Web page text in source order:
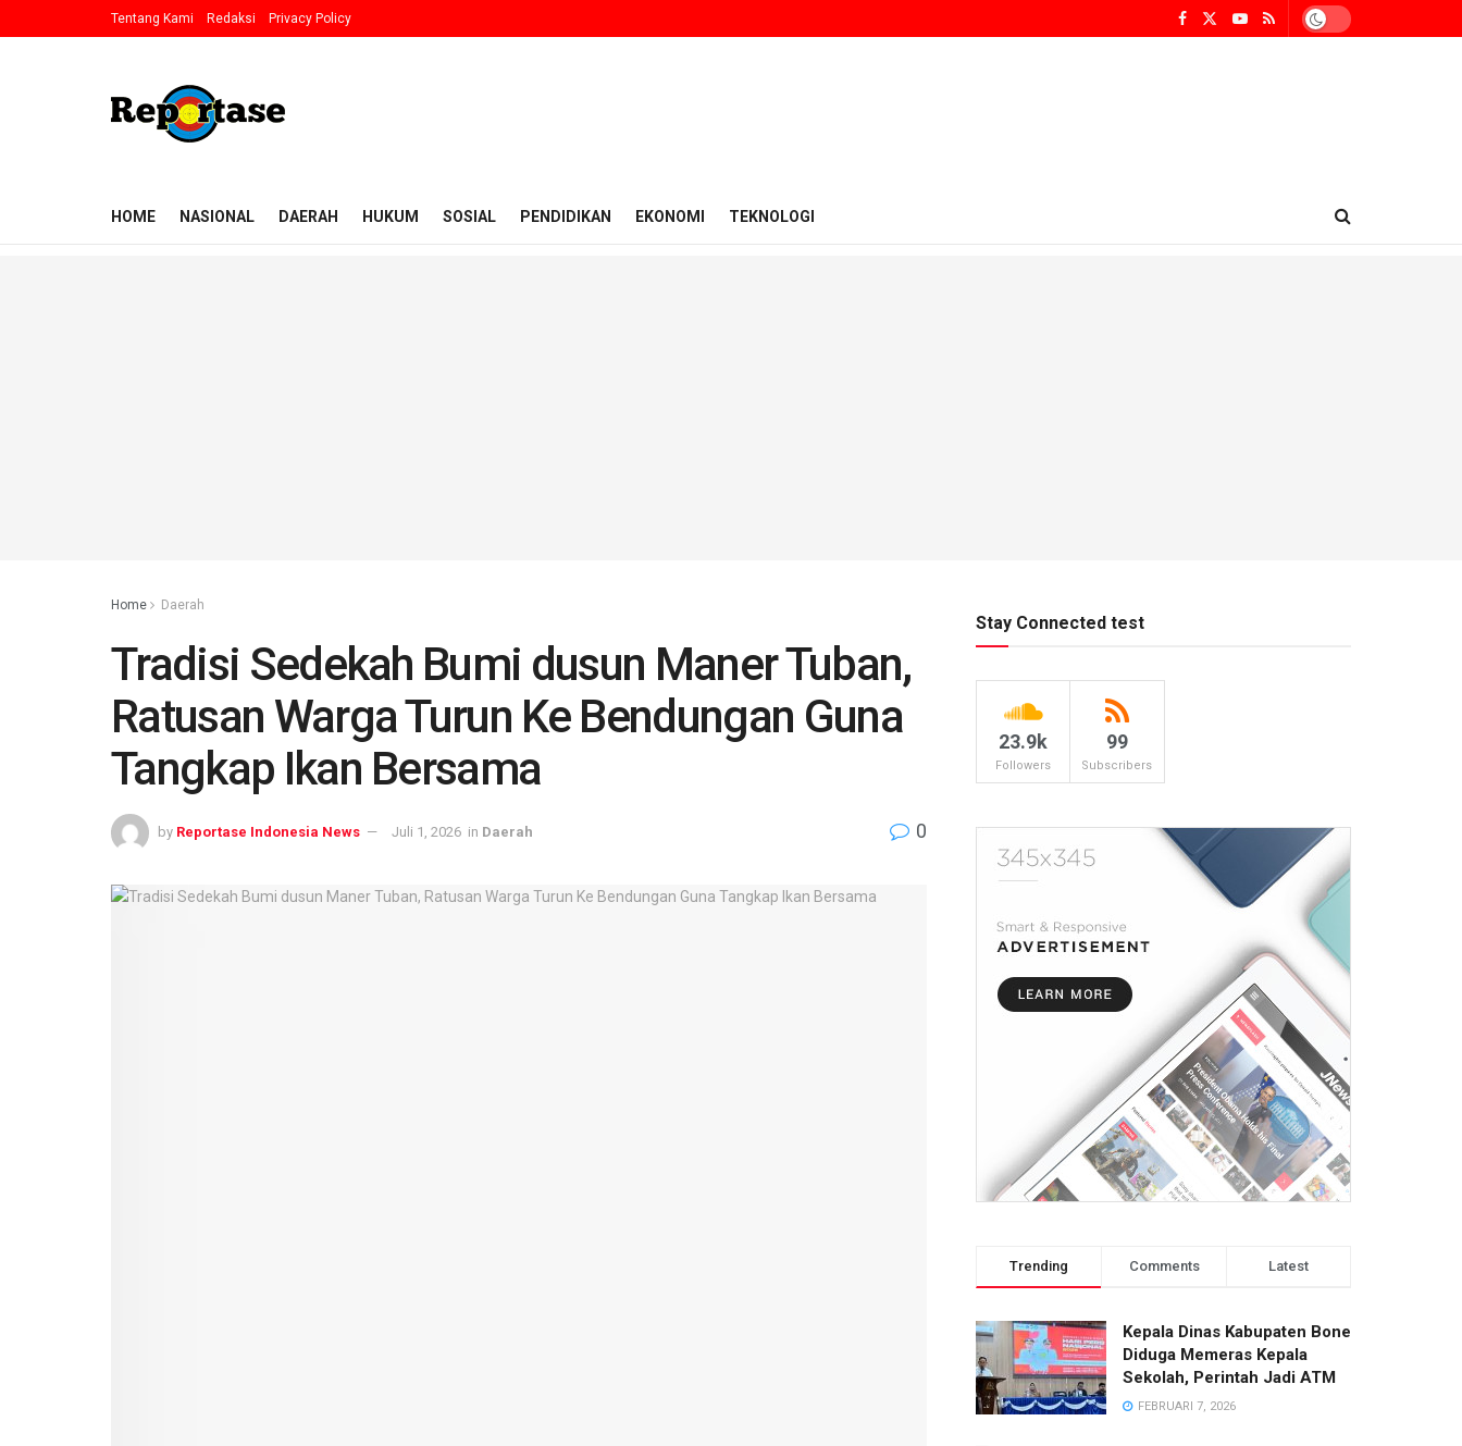
Tentang Kami Redaksi Privacy Policy
HOME NASIONAL DAERAH HUKUM SOSIAL PENDIDIKAN EKONOMI TEKNOLOGI
Home Daerah
Tradisi Sedekah Bumi dusun Maner Tuban,
Ratusan Warga Turun Ke Bendungan Guna
Tangkap Ikan Bersama
by Reportase Indonesia News Juli 1, 2026 in Daerah 0
Stay Connected test
23.9k
Followers
99
Subscribers
Trending Comments Latest
Kepala Dinas Kabupaten Bone
Diduga Memeras Kepala
Sekolah, Perintah Jadi ATM
FEBRUARI 7, 2026